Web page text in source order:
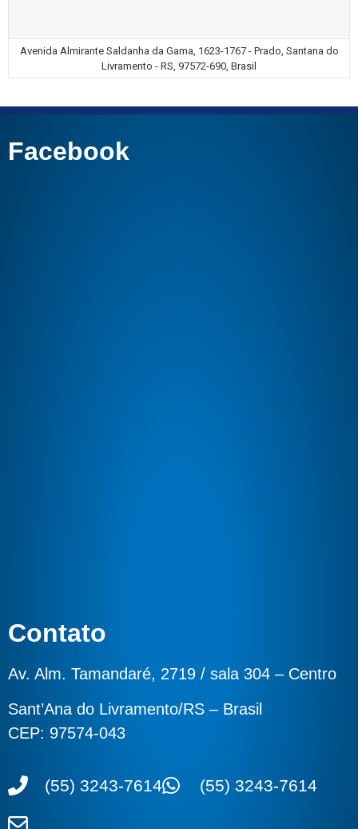
Avenida Almirante Saldanha da Gama, 1623-1767 - Prado, Santana do
Livramento - RS, 97572-690, Brasil
Facebook
Contato
Av. Alm. Tamandaré, 2719 / sala 304 – Centro
Sant’Ana do Livramento/RS – Brasil
CEP: 97574-043
(55) 3243-7614 (55) 3243-7614